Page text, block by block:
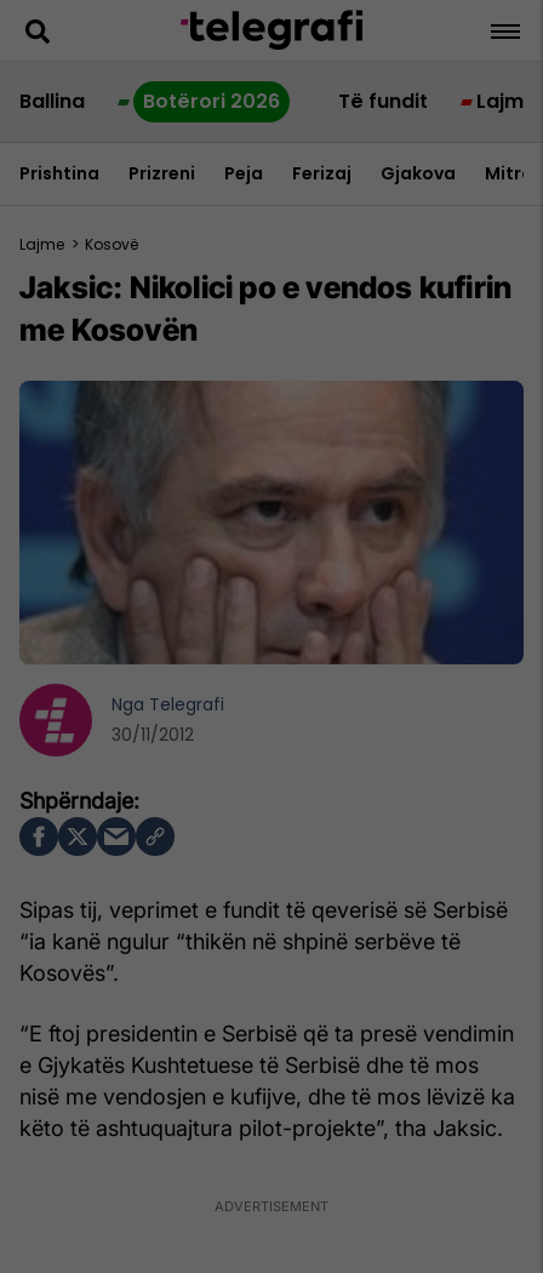
Ballina Botërori 2026 Të fundit Lajme
Prishtina Prizreni Peja Ferizaj Gjakova
Lajme > Kosovë
Jaksic: Nikolici po e vendos kufirin
me Kosovën
Sipas tij, veprimet e fundit të qeverisë së Serbisë
“ia kanë ngulur “thikën në shpinë serbëve të
Kosovës”.
“E ftoj presidentin e Serbisë që ta presë vendimin
e Gjykatës Kushtetuese të Serbisë dhe të mos
nisë me vendosjen e kufijve, dhe të mos lëvizë ka
këto të ashtuquajtura pilot-projekte”, tha Jaksic.
Nga Telegrafi
30/11/2012